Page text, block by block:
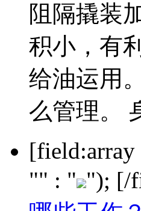
阻隔撬装
积小，有
给油运用
么管理。
[field:array
"" : " "); [/